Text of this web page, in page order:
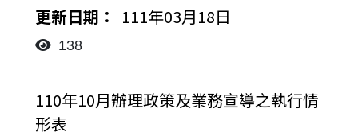
111年03月18日
138
110年10月辦理政策及業務宣導之執行情
形表